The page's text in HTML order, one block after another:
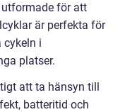
för att
är perfekta för
cykeln i
platser.
att ta hänsyn till
batteritid och